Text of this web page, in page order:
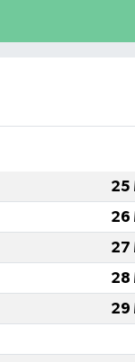
25
26
27
28
29